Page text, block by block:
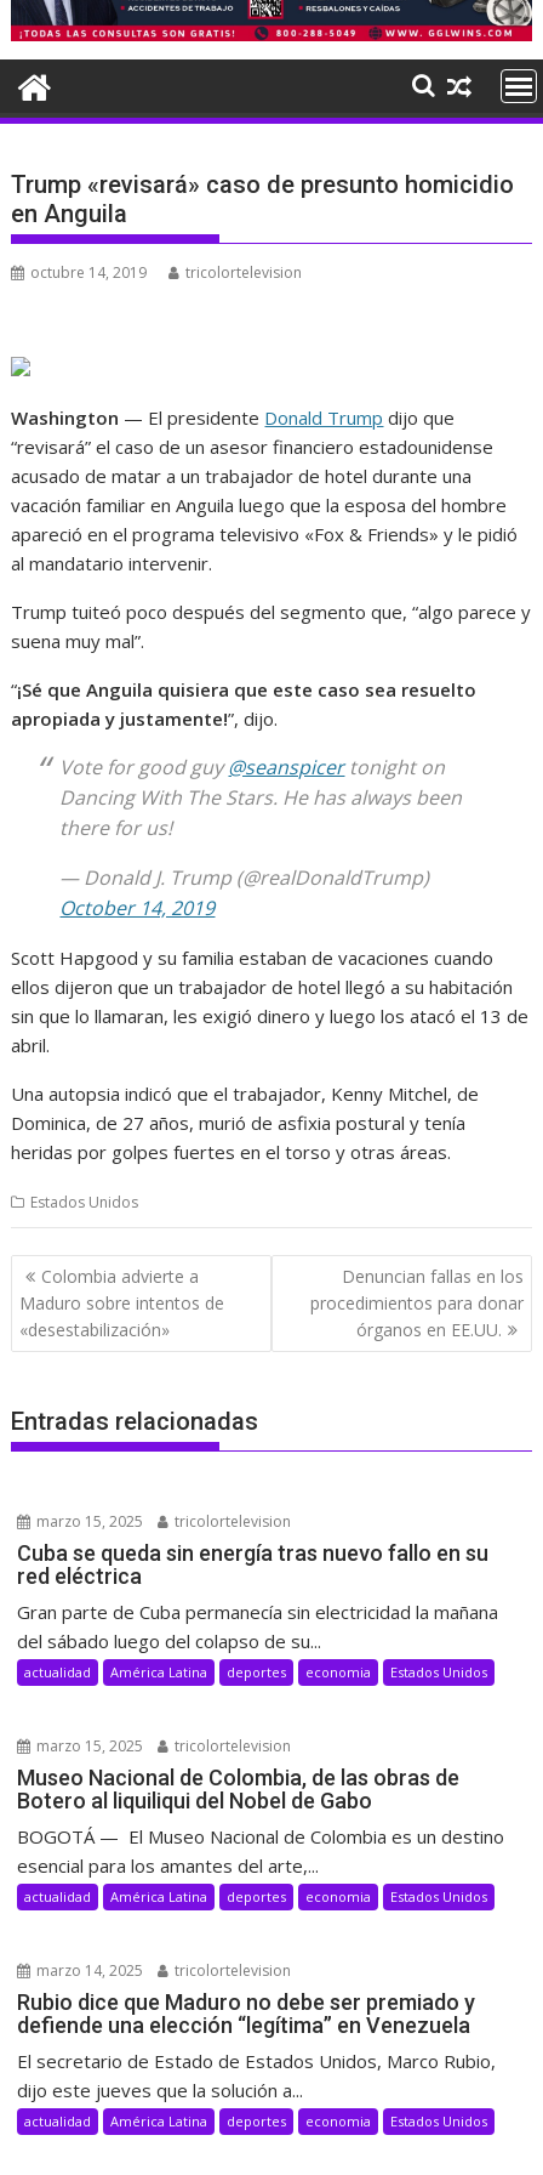
Trump «revisará» caso de presunto homicidio
en Anguila
octubre 14, 2019 tricolortelevision
Washington — El presidente Donald Trump dijo que
“revisará” el caso de un asesor financiero estadounidense
acusado de matar a un trabajador de hotel durante una
vacación familiar en Anguila luego que la esposa del hombre
apareció en el programa televisivo «Fox & Friends» y le pidió
al mandatario intervenir.
Trump tuiteó poco después del segmento que, “algo parece y
suena muy mal”.
“¡Sé que Anguila quisiera que este caso sea resuelto
apropiada y justamente!”, dijo.
Vote for good guy@seanspicertonight on
Dancing With The Stars. He has always been
there for us!
— Donald J. Trump (@realDonaldTrump)
October 14, 2019
Scott Hapgood y su familia estaban de vacaciones cuando
ellos dijeron que un trabajador de hotel llegó a su habitación
sin que lo llamaran, les exigió dinero y luego los atacó el 13 de
abril.
Una autopsia indicó que el trabajador, Kenny Mitchel, de
Dominica, de 27 años, murió de asfixia postural y tenía
heridas por golpes fuertes en el torso y otras áreas.
Estados Unidos
Navegación
de
entradas
Colombia advierte a
Maduro sobre intentos de
«desestabilización»
Denuncian fallas en los
procedimientos para donar
órganos en EE.UU.
Entradas relacionadas
marzo 15, 2025 tricolortelevision
Cuba se queda sin energía tras nuevo fallo en su
red eléctrica
Gran parte de Cuba permanecía sin electricidad la mañana
del sábado luego del colapso de su...
actualidad América Latina deportes economia Estados Unidos
marzo 15, 2025 tricolortelevision
Museo Nacional de Colombia, de las obras de
Botero al liquiliqui del Nobel de Gabo
BOGOTÁ — El Museo Nacional de Colombia es un destino
esencial para los amantes del arte,...
actualidad América Latina deportes economia Estados Unidos
marzo 14, 2025 tricolortelevision
Rubio dice que Maduro no debe ser premiado y
defiende una elección “legítima” en Venezuela
El secretario de Estado de Estados Unidos, Marco Rubio,
dijo este jueves que la solución a...
actualidad América Latina deportes economia Estados Unidos